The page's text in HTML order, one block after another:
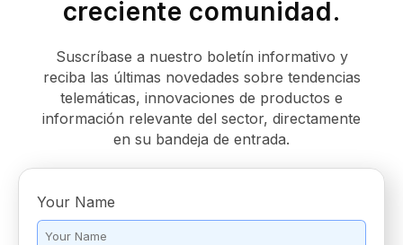
creciente comunidad.
Suscríbase a nuestro boletín informativo y
reciba las últimas novedades sobre tendencias
telemáticas, innovaciones de productos e
información relevante del sector, directamente
en su bandeja de entrada.
Your Name